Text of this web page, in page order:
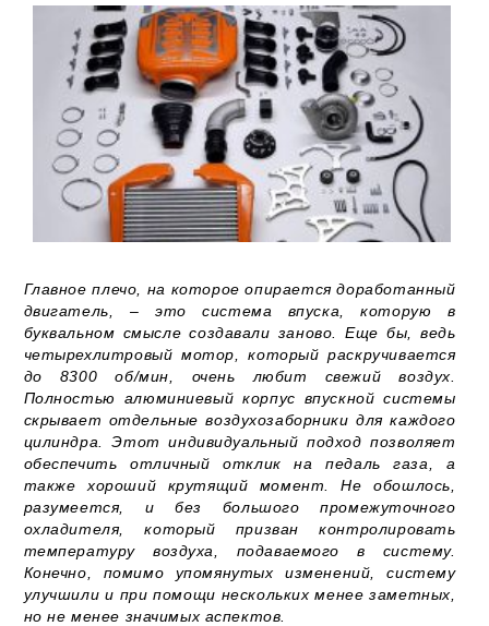
Главное плечо, на которое опирается доработанный
двигатель, – это система впуска, которую в
буквальном смысле создавали заново. Еще бы, ведь
четырехлитровый мотор, который раскручивается
до 8300 об/мин, очень любит свежий воздух.
Полностью алюминиевый корпус впускной системы
скрывает отдельные воздухозаборники для каждого
цилиндра. Этот индивидуальный подход позволяет
обеспечить отличный отклик на педаль газа, а
также хороший крутящий момент. Не обошлось,
разумеется, и без большого промежуточного
охладителя, который призван контролировать
температуру воздуха, подаваемого в систему.
Конечно, помимо упомянутых изменений, систему
улучшили и при помощи нескольких менее заметных,
но не менее значимых аспектов.